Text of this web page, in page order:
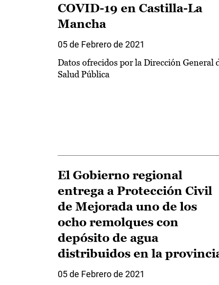
COVID-19 en Castilla-La
Mancha
05 de Febrero de 2021
Datos ofrecidos por la Dirección General
Salud Pública
El Gobierno regional
entrega a Protección Civil
de Mejorada uno de los
ocho remolques con
depósito de agua
distribuidos en la
05 de Febrero de 2021